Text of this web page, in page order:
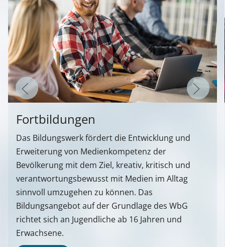
Fortbildungen
Das Bildungswerk fördert die Entwicklung und
Erweiterung von Medienkompetenz der
Bevölkerung mit dem Ziel, kreativ, kritisch und
verantwortungsbewusst mit Medien im Alltag
sinnvoll umzugehen zu können. Das
Bildungsangebot auf der Grundlage des WbG
richtet sich an Jugendliche ab 16 Jahren und
Erwachsene.